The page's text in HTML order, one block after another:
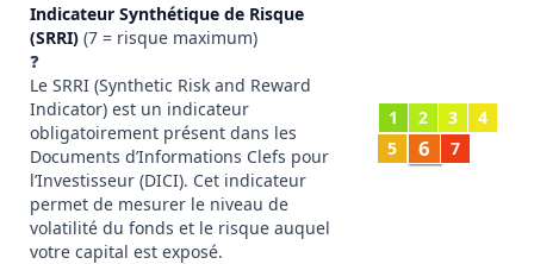
Indicateur Synthétique de Risque
(SRRI) (7 = risque maximum)
❓
Le SRRI (Synthetic Risk and Reward
Indicator) est un indicateur
obligatoirement présent dans les
Documents d’Informations Clefs pour
l’Investisseur (DICI). Cet indicateur
permet de mesurer le niveau de
volatilité du fonds et le risque auquel
votre capital est exposé.
1 2 3
4
5
6 7